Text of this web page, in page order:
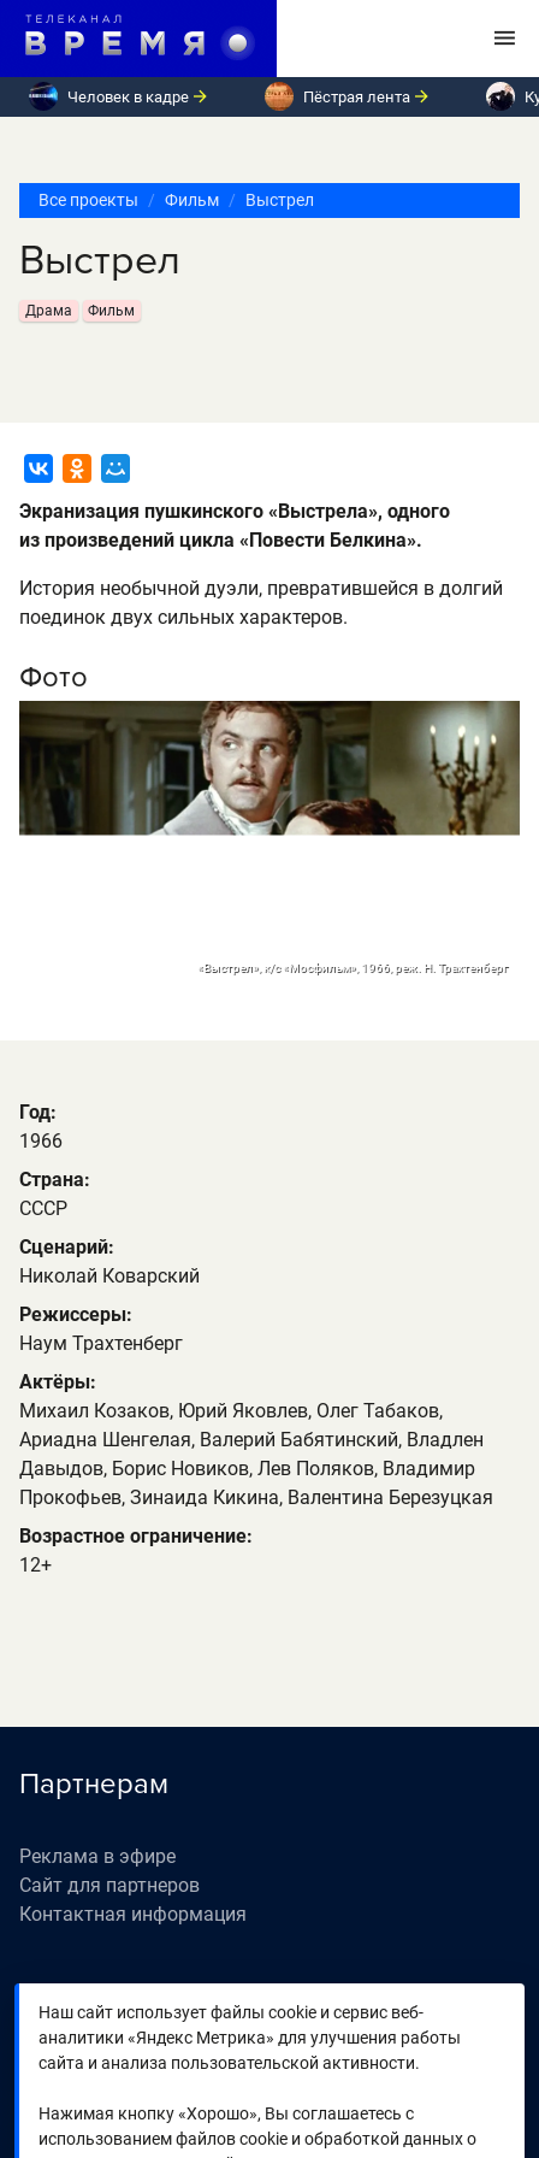
Человек в кадре Пёстрая лента
Все проекты Фильм Выстрел
Выстрел
Драма Фильм
Экранизация пушкинского «Выстрела», одного
из произведений цикла «Повести Белкина».
История необычной дуэли, превратившейся в долгий
поединок двух сильных характеров.
Фото
«Выстрел», к/с «Мосфильм», 1966, реж. Н. Трахтенберг
Год:
1966
Страна:
СССР
Сценарий:
Николай Коварский
Режиссеры:
Наум Трахтенберг
Актёры:
Михаил Козаков, Юрий Яковлев, Олег Табаков,
Ариадна Шенгелая, Валерий Бабятинский, Владлен
Давыдов, Борис Новиков, Лев Поляков, Владимир
Прокофьев, Зинаида Кикина, Валентина Березуцкая
Возрастное ограничение:
12+
Партнерам
Реклама в эфире
Сайт для партнеров
Контактная информация
Сайты компании
Телеканал «Дом кино»
Телеканал «Музыка Первого»
Наш сайт использует файлы cookie и сервис веб-
аналитики «Яндекс Метрика» для улучшения работы
сайта и анализа пользовательской активности.
Нажимая кнопку «Хорошо», Вы соглашаетесь с
использованием файлов cookie и обработкой данных о